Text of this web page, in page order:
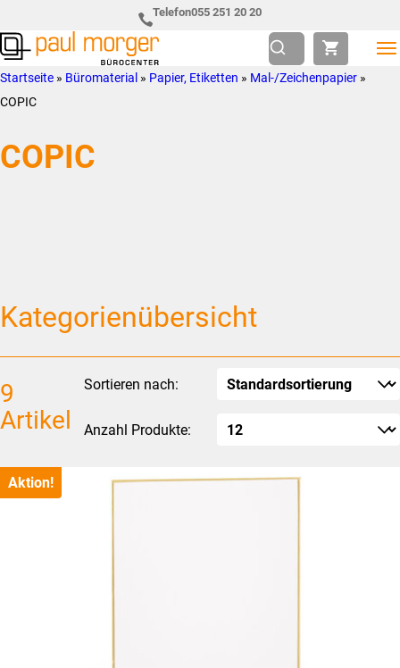
Hauptnavigation
springen
to
main
content
Telefon055 251 20 20
Paul
Morger
Bürocenter
so
individuell
Sie
Startseite » Büromaterial » Papier, Etiketten » Mal-/Zeichenpapier »
COPIC
COPIC
Kategorienübersicht
9
Artikel
Sortieren nach:
Anzahl Produkte:
Aktion!